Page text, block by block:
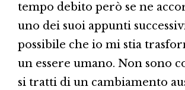
tempo debito però se ne
uno dei suoi appunti
possibile che io mi stia
un essere umano. Non sono
si tratti di un cambiamento